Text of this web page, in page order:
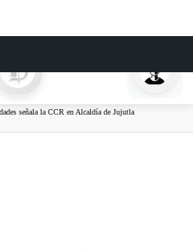
señala la CCR en Alcaldía de Jujutla